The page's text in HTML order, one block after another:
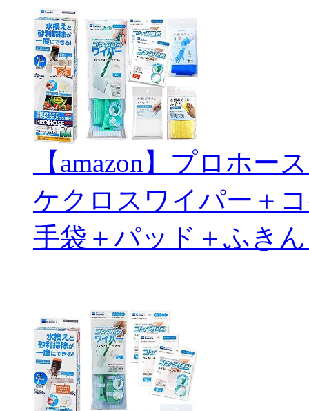
【amazon】プロホ
ケクロスワイパー＋
手袋＋パッド＋ふき